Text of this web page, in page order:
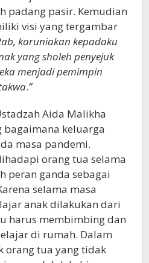
padang pasir. Kemudian
visi yang tergambar
karuniakan kepadaku
yang sholeh penyejuk
menjadi pemimpin
.”
Aida Malikha
keluarga
masa pandemi.
orang tua selama
peran ganda sebagai
selama masa
anak dilakukan dari
harus membimbing dan
di rumah. Dalam
orang tua yang tidak